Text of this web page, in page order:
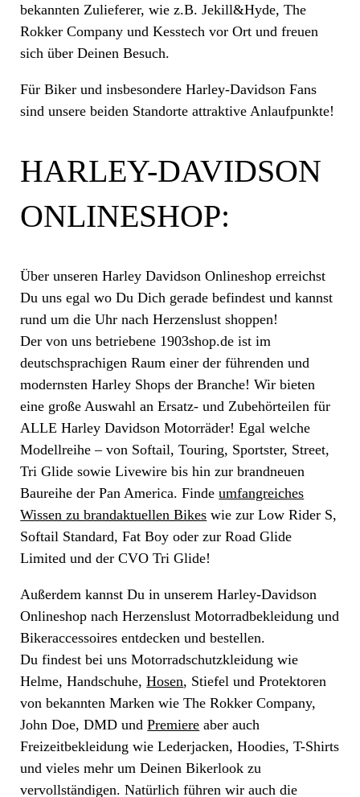
bekannten Zulieferer, wie z.B. Jekill&Hyde, The
Rokker Company und Kesstech vor Ort und freuen
sich über Deinen Besuch.
Für Biker und insbesondere Harley-Davidson Fans
sind unsere beiden Standorte attraktive Anlaufpunkte!
HARLEY-DAVIDSON
ONLINESHOP:
Über unseren Harley Davidson Onlineshop erreichst
Du uns egal wo Du Dich gerade befindest und kannst
rund um die Uhr nach Herzenslust shoppen!
Der von uns betriebene 1903shop.de ist im
deutschsprachigen Raum einer der führenden und
modernsten Harley Shops der Branche! Wir bieten
eine große Auswahl an Ersatz- und Zubehörteilen für
ALLE Harley Davidson Motorräder! Egal welche
Modellreihe – von Softail, Touring, Sportster, Street,
Tri Glide sowie Livewire bis hin zur brandneuen
Baureihe der Pan America. Findeumfangreiches
Wissen zu brandaktuellen Bikes wie zur Low Rider S,
Softail Standard, Fat Boy oder zur Road Glide
Limited und der CVO Tri Glide!
Außerdem kannst Du in unserem Harley-Davidson
Onlineshop nach Herzenslust Motorradbekleidung und
Bikeraccessoires entdecken und bestellen.
Du findest bei uns Motorradschutzkleidung wie
Helme, Handschuhe,Hosen, Stiefel und Protektoren
von bekannten Marken wie The Rokker Company,
John Doe, DMD undPremiere aber auch
Freizeitbekleidung wie Lederjacken, Hoodies, T-Shirts
und vieles mehr um Deinen Bikerlook zu
vervollständigen. Natürlich führen wir auch die